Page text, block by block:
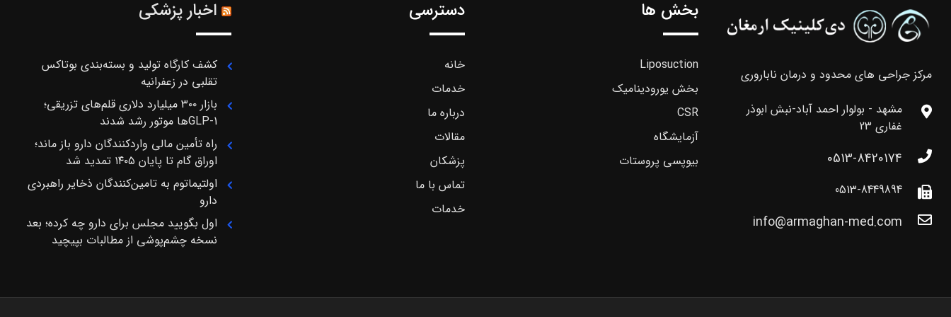
مرکز جراحی های محدود و درمان ناباروری
مشهد - بولوار احمد آباد-نبش ابوذر
غفاری 23
0513-8420174
0513-8449894
info@armaghan-med.com
بخش ها
Liposuction
بخش یورودینامیک
CSR
آزمایشگاه
بیوپسی پروستات
دسترسی
خانه
خدمات
درباره ما
مقالات
پزشکان
تماس با ما
خدمات
اخبار پزشکی
کشف کارگاه تولید و بسته‌بندی بوتاکس
تقلبی در زعفرانیه
بازار ۳۰۰ میلیارد دلاری قلم‌های تزریقی؛
GLP-1ها موتور رشد شدند
راه تأمین مالی واردکنندگان دارو باز ماند؛
اوراق گام تا پایان ۱۴۰۵ تمدید شد
اولتیماتوم به تامین‌کنندگان ذخایر راهبردی
دارو
اول بگویید مجلس برای دارو چه کرده؛ بعد
نسخه چشم‌پوشی از مطالبات بپیچید